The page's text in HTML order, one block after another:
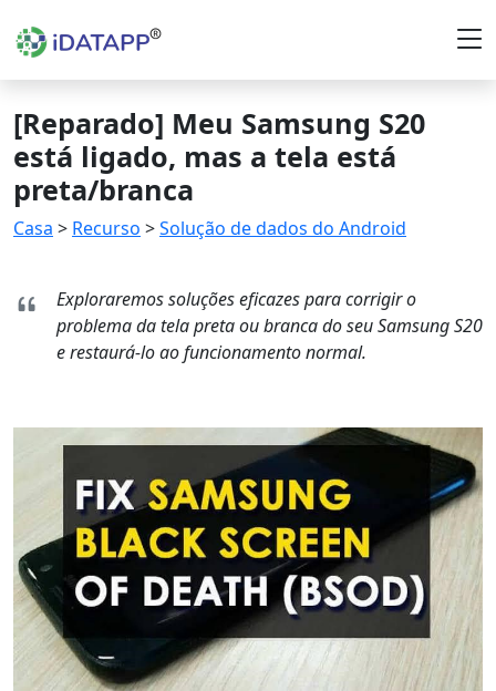
[Reparado] Meu Samsung S20
está ligado, mas a tela está
preta/branca
Casa > Recurso >Solução de dados do Android
Exploraremos soluções eficazes para corrigir o
problema da tela preta ou branca do seu Samsung S20
e restaurá-lo ao funcionamento normal.